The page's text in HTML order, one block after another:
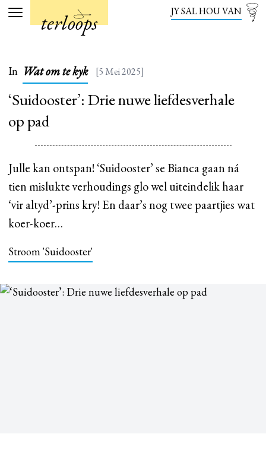
Menu terloops JY SAL HOU VAN
In Wat om te kyk [5 Mei 2025]
‘Suidooster’: Drie nuwe liefdesverhale
op pad
Julle kan ontspan! ‘Suidooster’ se Bianca gaan ná
tien mislukte verhoudings glo wel uiteindelik haar
‘vir altyd’-prins kry! En daar’s nog twee paartjies wat
koer-koer…
Stroom 'Suidooster'